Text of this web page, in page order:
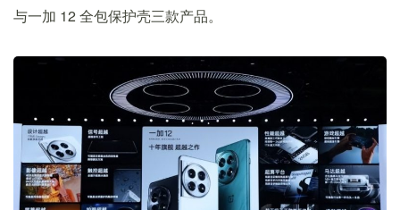
与一加 12 全包保护壳三款产品。